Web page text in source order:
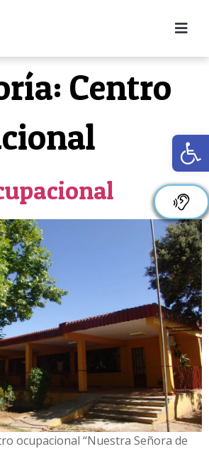
Centro
ocupacional “Nuestra Señora de